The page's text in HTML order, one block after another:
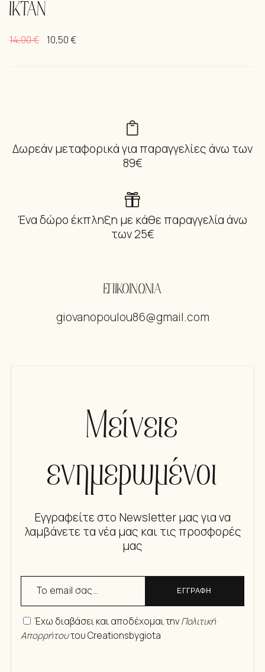
IKTAN
14,00€ 10,50€
Δωρεάν μεταφορικά για παραγγελίες άνω των
89€
Ένα δώρο έκπληξη με κάθε παραγγελία άνω
των 25€
ΕΠΙΚΟΙΝΩΝΙΑ
giovanopoulou86@gmail.com
Μείνετε
ενημερωμένοι
Εγγραφείτε στο Newsletter μας για να
λαμβάνετε τα νέα μας και τις προσφορές
μας
ΕΓΓΡΑΦΗ
Έχω διαβάσει και αποδέχομαι τηνΠολιτική
Απορρήτουτου Creationsbygiota